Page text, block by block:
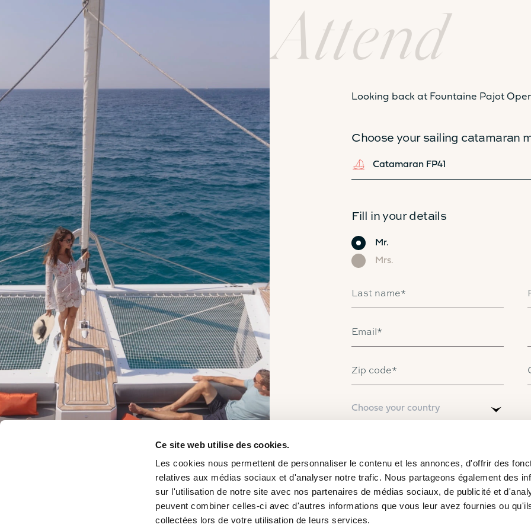
Ce site web utilise des cookies.
Les cookies nous permettent de personnaliser le contenu et les annonces, d'offrir des
relatives aux médias sociaux et d'analyser notre trafic. Nous partageons également des
sur l'utilisation de notre site avec nos partenaires de médias sociaux, de publicité et
peuvent combiner celles-ci avec d'autres informations que vous leur avez fournies ou
collectées lors de votre utilisation de leurs services.
* All fields are mandatory
Attend
Looking back at Fountaine Pajot
Choose your sailing catamaran
Catamaran FP41
Fill in your details
CivilityMr.
Mrs.
Last name*
Email*
Zip code*
Country*
Choose your country
website. I agree that the information entered in
allow Fountaine Pajot to contact me, or in the
from my request.*
Receive our exclusive updates and private
I agree to be contacted via WhatsApp or SMS for
Compare
models
41
Catamaran
FP41